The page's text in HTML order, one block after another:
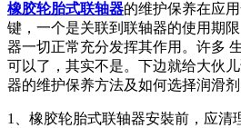
橡胶轮胎式联轴器的维护保养在应
键，一个是关联到联轴器的使用期
器一切正常充分发挥其作用。许多
可以了，其实不是。下边就给大伙
器的维护保养方法及如何选择润滑剂
1、橡胶轮胎式联轴器安裝前，应清